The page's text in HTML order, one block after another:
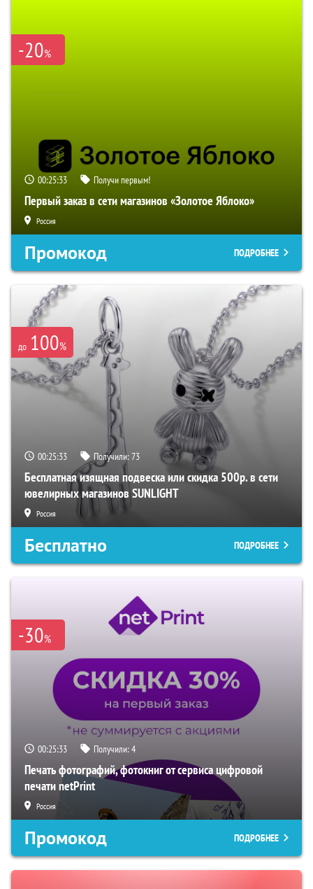
-20%
00:25:32 Получи первым!
Первый заказ в сети магазинов «Золотое Яблоко»
Россия
Промокод ПОДРОБНЕЕ
до 100%
00:25:32 Получили:73
Бесплатная изящная подвеска или скидка 500р. в сети
ювелирных магазинов SUNLIGHT
Россия
Бесплатно ПОДРОБНЕЕ
-30%
00:25:32 Получили:4
Печать фотографий, фотокниг от сервиса цифровой
печати netPrint
Россия
Промокод ПОДРОБНЕЕ